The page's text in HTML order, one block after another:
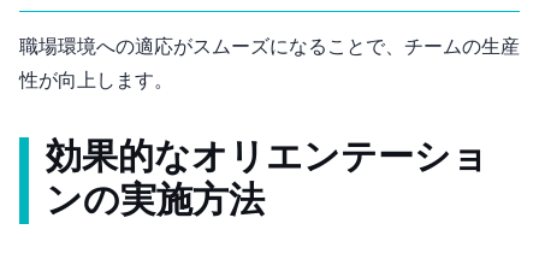
職場環境への適応がスムーズになることで、チームの生産
性が向上します。
効果的なオリエンテーショ
ンの実施方法